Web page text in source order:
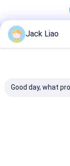
Gewölbte
Unsere
Jack Liao
Good day, what